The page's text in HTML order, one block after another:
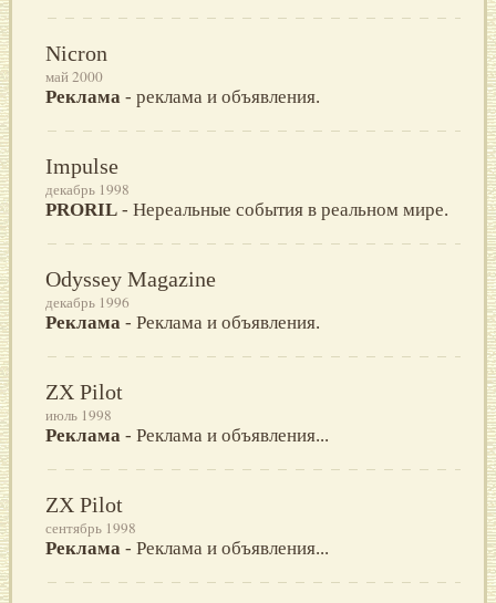
Nicron
май 2000
Реклама - реклама и объявления.
Impulse
декабрь 1998
PRORIL - Нереальные события в реальном мире.
Odyssey Magazine
декабрь 1996
Реклама - Реклама и объявления.
ZX Pilot
июль 1998
Реклама - Реклама и объявления...
ZX Pilot
сентябрь 1998
Реклама - Реклама и объявления...